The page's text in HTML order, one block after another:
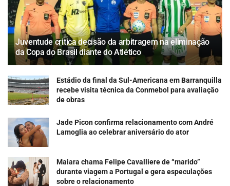
Juventude critica decisão da arbitragem na eliminação
da Copa do Brasil diante do Atlético
Estádio da final da Sul-Americana em Barranquilla
recebe visita técnica da Conmebol para avaliação
de obras
Jade Picon confirma relacionamento com André
Lamoglia ao celebrar aniversário do ator
Maiara chama Felipe Cavalliere de “marido”
durante viagem a Portugal e gera especulações
sobre o relacionamento